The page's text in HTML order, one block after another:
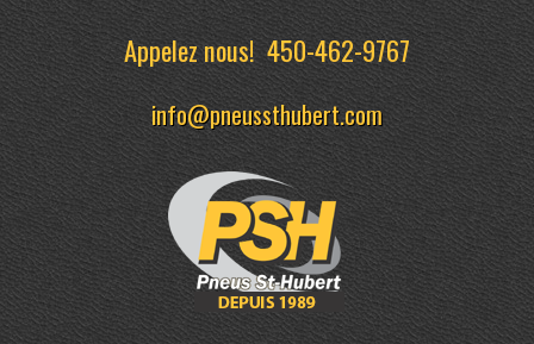
Appelez nous!450-462-9767
info@pneussthubert.com